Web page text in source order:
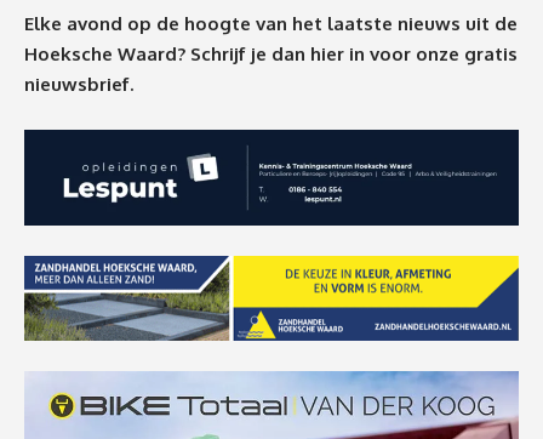
Elke avond op de hoogte van het laatste nieuws uit de
Hoeksche Waard? Schrijf je dan hier in voor onze gratis
nieuwsbrief.